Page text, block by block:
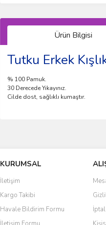
Ürün Bilgisi
Tutku Erkek
% 100 Pamuk.
30 Derecede Yıkayınız.
Cilde dost, sağlıklı kumaştır.
Ürün resmi kalitesiz, bozuk
Ürün açıklamasında eksik
Ürün bilgilerinde hatalar
Ürün fiyatı diğer sitelerden
Bu ürüne benzer farklı
KURUMSAL
İletişim
Kargo Takibi
Havale Bildirim Formu